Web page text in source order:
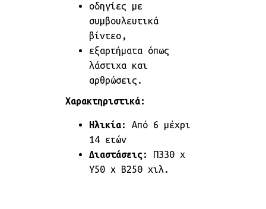
oδηγίες με
συμβουλευτικά
βίντεο,
εξαρτήματα όπως
λάστιχα και
αρθρώσεις.
Χαρακτηριστικά:
Ηλικία: Από 6 μέχρι
14 ετών
Διαστάσεις : Π330 x
Y50 x Β250 χιλ.